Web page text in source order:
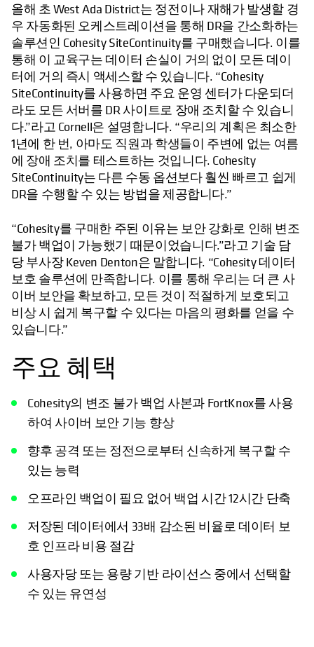
올해 초 West Ada District는 정전이나 재해가 발생할 경
우 자동화된 오케스트레이션을 통해 DR을 간소화하는
솔루션인 Cohesity SiteContinuity를 구매했습니다. 이를
통해 이 교육구는 데이터 손실이 거의 없이 모든 데이
터에 거의 즉시 액세스할 수 있습니다. “Cohesity
SiteContinuity를 사용하면 주요 운영 센터가 다운되더
라도 모든 서버를 DR 사이트로 장애 조치할 수 있습니
다.”라고 Cornell은 설명합니다. “우리의 계획은 최소한
1년에 한 번, 아마도 직원과 학생들이 주변에 없는 여름
에 장애 조치를 테스트하는 것입니다. Cohesity
SiteContinuity는 다른 수동 옵션보다 훨씬 빠르고 쉽게
DR을 수행할 수 있는 방법을 제공합니다.”
“Cohesity를 구매한 주된 이유는 보안 강화로 인해 변조
불가 백업이 가능했기 때문이었습니다.”라고 기술 담
당 부사장 Keven Denton은 말합니다. “Cohesity 데이터
보호 솔루션에 만족합니다. 이를 통해 우리는 더 큰 사
이버 보안을 확보하고, 모든 것이 적절하게 보호되고
비상 시 쉽게 복구할 수 있다는 마음의 평화를 얻을 수
있습니다.”
주요 혜택
Cohesity의 변조 불가 백업 사본과 FortKnox를 사용
하여 사이버 보안 기능 향상
향후 공격 또는 정전으로부터 신속하게 복구할 수
있는 능력
오프라인 백업이 필요 없어 백업 시간 12시간 단축
저장된 데이터에서 33배 감소된 비율로 데이터 보
호 인프라 비용 절감
사용자당 또는 용량 기반 라이선스 중에서 선택할
수 있는 유연성